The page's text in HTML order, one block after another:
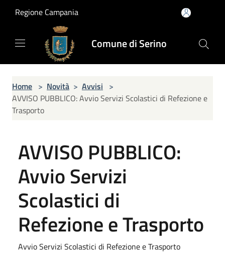
Regione Campania
Comune di Serino
Home > Novità > Avvisi >
AVVISO PUBBLICO: Avvio Servizi Scolastici di Refezione e
Trasporto
AVVISO PUBBLICO:
Avvio Servizi
Scolastici di
Refezione e Trasporto
Avvio Servizi Scolastici di Refezione e Trasporto